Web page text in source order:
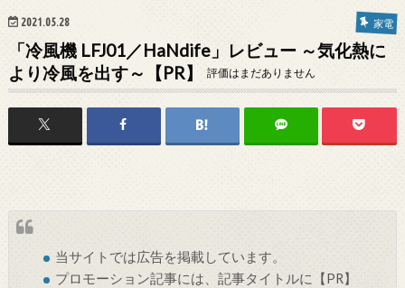
2021.05.28 家電
「冷風機 LFJ01／HaNdife」レビュー ～気化熱に
より冷風を出す～【PR】
評価はまだありません
当サイトでは広告を掲載しています。
プロモーション記事には、記事タイトルに【PR】